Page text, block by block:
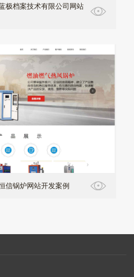
极档案技术有限公司网站
信锅炉网站开发案例